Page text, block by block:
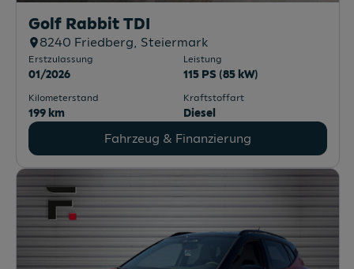
Golf Rabbit TDI
8240 Friedberg, Steiermark
Erstzulassung
01/2026
Leistung
115 PS (85 kW)
Kilometerstand
199 km
Kraftstoffart
Diesel
Fahrzeug & Finanzierung